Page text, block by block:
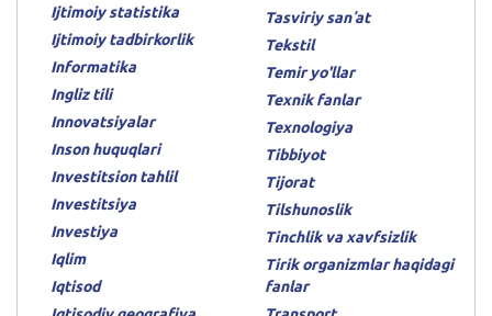
Ijtimoiy statistika
Ijtimoiy tadbirkorlik
Informatika
Ingliz tili
Innovatsiyalar
Inson huquqlari
Investitsion tahlil
Investitsiya
Investiya
Iqlim
Iqtisod
Tasviriy sanʼat
Tekstil
Temir yo'llar
Texnik fanlar
Texnologiya
Tibbiyot
Tijorat
Tilshunoslik
Tinchlik va xavfsizlik
Tirik organizmlar haqidagi
fanlar